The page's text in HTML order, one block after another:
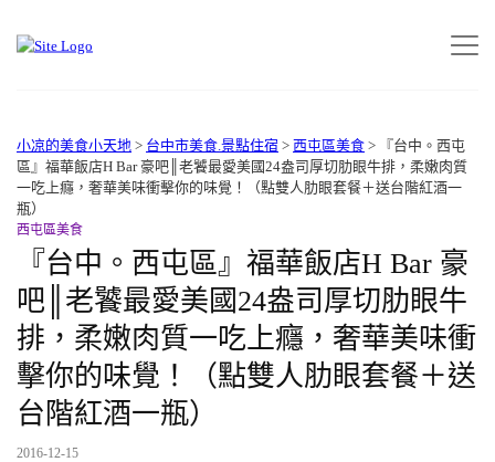
小凉的美食小天地 > 台中市美食.景點住宿 > 西屯區美食 >
『台中。西屯
區』福華飯店H Bar 豪吧║老饕最愛美國24盎司厚切肋眼牛排，柔嫩肉質
一吃上癮，奢華美味衝擊你的味覺！（點雙人肋眼套餐＋送台階紅酒一
瓶）
西屯區美食
『台中。西屯區』福華飯店H Bar 豪
吧║老饕最愛美國24盎司厚切肋眼牛
排，柔嫩肉質一吃上癮，奢華美味衝
擊你的味覺！（點雙人肋眼套餐＋送
台階紅酒一瓶）
2016-12-15